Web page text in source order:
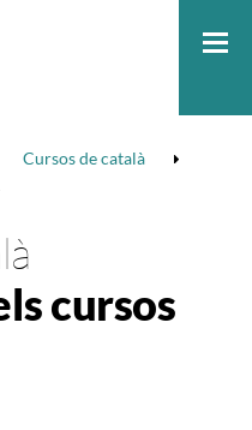
Cursos de català
cursos